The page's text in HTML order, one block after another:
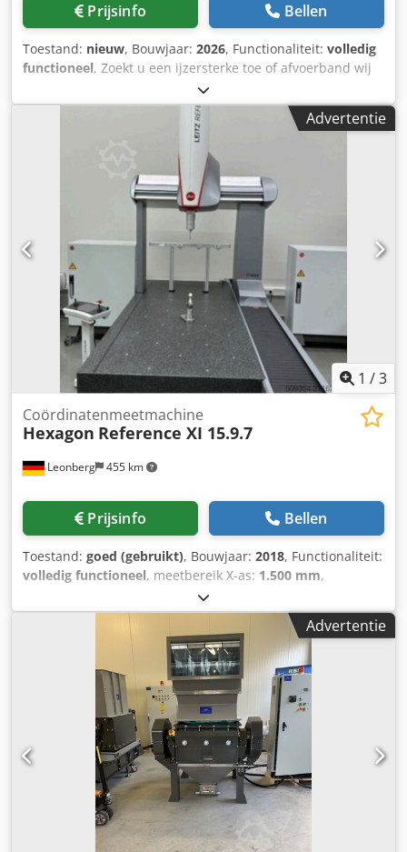
Prijsinfo Bellen
Toestand: nieuw, Bouwjaar: 2026, Functionaliteit: volledig
functioneel, Zoekt u een ijzersterke toe of afvoerband wij
bouwen ze voor u in elke maat of vorm. Ook voor uw
afvoerschroeven zijn wij een uitstekende partner. Dkjdpfx
Ast Iwgnscdor Afvoerbanden, toevoerbanden in bijna elke
maat, uitgevoerd met afgesloten zijkanten, meenemers etc
etc. geheel naar uw wens en benodigdheden.
Advertentie
1 /3
Leonberg 455 km
Coördinatenmeetmachine
Hexagon Reference XI 15.9.7
Prijsinfo Bellen
Toestand: goed (gebruikt), Bouwjaar: 2018, Functionaliteit:
volledig functioneel, meetbereik X-as: 1.500 mm,
, meetbereik Z-as:
uw coördinatenmeetmachine bij de grootste specialist voor
CMM’s met 30 jaar ervaring – Kneissl-Messtechnik. Met
KNEISSL-Approved ontvangt u een gebruikte machine die
van A tot Z is gecontroleerd, getest en gegarandeerd direct
inzetbaar – kwaliteit waarop u kunt vertrouwen. Algemene
machinedata: Machinetype: Reference XI 15.9.7 Bouwjaar:
2018 Fabrikant: Hexagon Meetbereik: 1500 x 900 x 700 mm
Toebehoren: Tasterhouder: meetkop HP-SX-5 Taster: +2
verwisselbare magazines Overige accessoires: Keramische
kalibratiebol, Windows 11 PC, 23" monitor, MCOSMOS 4.0,
controller B5 Wij adviseren u graag persoonlijk als
specialist, om de juiste machine voor uw meetopdracht te
vinden. Dkjdpfjyg I Hdox Acdsr Op verzoek leveren wij
Advertentie